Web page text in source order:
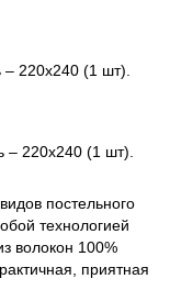
220х240 (1 шт).
– 220х240 (1 шт).
постельного
технологией
волокон 100%
приятная